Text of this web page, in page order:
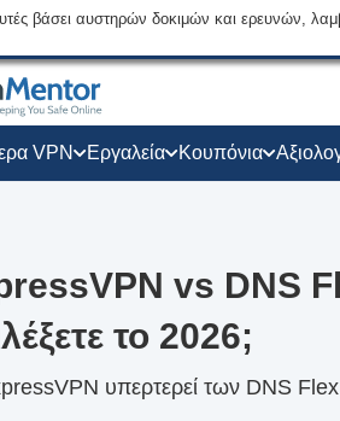
βάσει αυστηρών δοκιμών και ερευνών,
VPN Εργαλεία Κουπόνια
vs DNS
το 2026;
υπερτερεί των DNS